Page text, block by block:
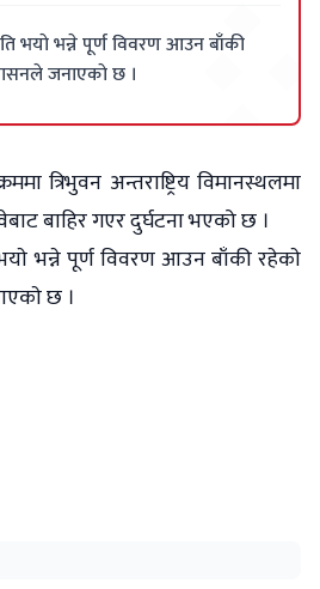
भयाे भन्ने पूर्ण विवरण आउन बाँकी
जनाएकाे छ ।
त्रिभुवन अन्तराष्ट्रिय विमानस्थलमा
बाहिर गएर दुर्घटना भएको छ ।
भन्ने पूर्ण विवरण आउन बाँकी रहेकाे
छ ।